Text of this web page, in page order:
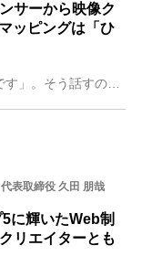
サーから映像ク
ッピングは「ひ
「プロジェクションマッピングは手段なんです」。そう話すのは、プロジェクションマッピングやCGなどの映像制作、それらの映像を活用したイベント演出を手掛ける京都の株
表取締役 久田 朋哉
に輝いたWeb制
リエイターとも